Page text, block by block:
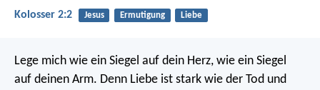
Kolosser 2:2 Jesus Ermutigung Liebe
Lege mich wie ein Siegel auf dein Herz, wie ein Siegel
auf deinen Arm. Denn Liebe ist stark wie der Tod und